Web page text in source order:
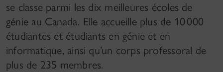
se classe parmi les dix meilleures écoles de
génie au Canada. Elle accueille plus de 10 000
étudiantes et étudiants en génie et en
informatique, ainsi qu’un corps professoral de
plus de 235 membres.